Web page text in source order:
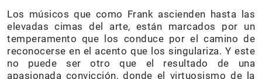
Los músicos que como Frank ascienden hasta las
elevadas cimas del arte, están marcados por un
temperamento que los conduce por el camino de
reconocerse en el acento que los singulariza. Y este
no puede ser otro que el resultado de una
apasionada convicción, donde el virtuosismo de la